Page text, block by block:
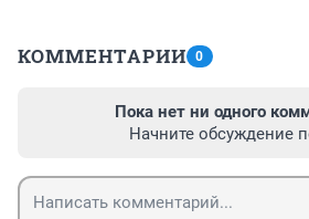
КОММЕНТАРИИ 0
Пока нет ни одного
Начните обсуждение